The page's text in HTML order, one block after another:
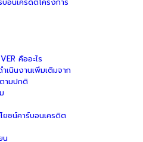
คืออะไร
เนินงานเพิ่มเติมจาก
ามปกติ
ยชน์คาร์บอนเครดิต
น